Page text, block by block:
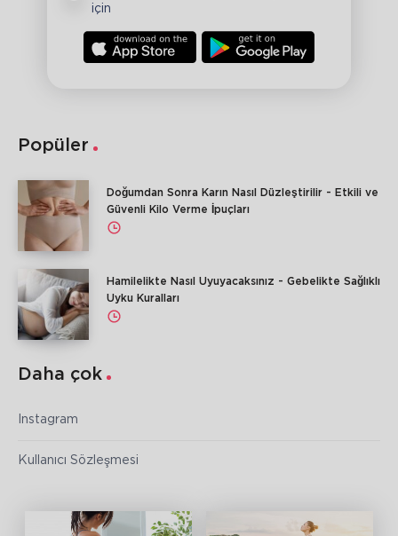
için
Popüler
Doğumdan Sonra Karın Nasıl Düzleştirilir - Etkili ve
Güvenli Kilo Verme İpuçları
Hamilelikte Nasıl Uyuyacaksınız - Gebelikte Sağlıklı
Uyku Kuralları
Daha çok
Instagram
Kullanıcı Sözleşmesi